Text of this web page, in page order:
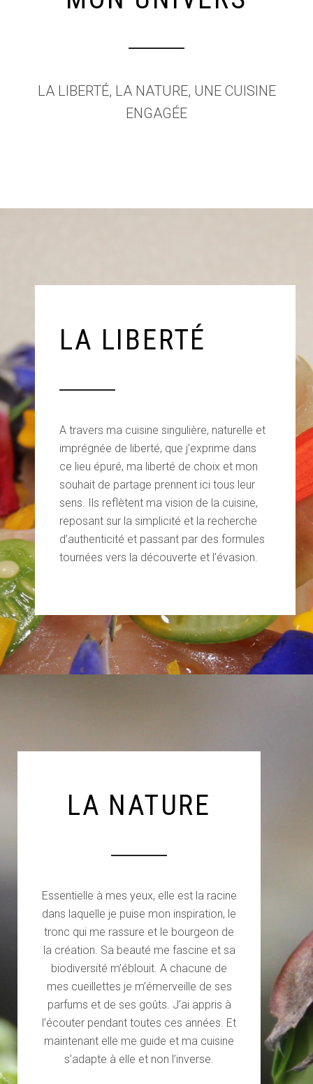
LA LIBERTÉ, LA NATURE, UNE CUISINE
ENGAGÉE
LA LIBERTÉ
A travers ma cuisine singulière, naturelle et
imprégnée de liberté, que j’exprime dans
ce lieu épuré, ma liberté de choix et mon
souhait de partage prennent ici tous leur
sens. Ils reflètent ma vision de la cuisine,
reposant sur la simplicité et la recherche
d’authenticité et passant par des formules
tournées vers la découverte et l’évasion.
LA NATURE
Essentielle à mes yeux, elle est la racine
dans laquelle je puise mon inspiration, le
tronc qui me rassure et le bourgeon de
la création. Sa beauté me fascine et sa
biodiversité m’éblouit. A chacune de
mes cueillettes je m’émerveille de ses
parfums et de ses goûts. J’ai appris à
l’écouter pendant toutes ces années. Et
maintenant elle me guide et ma cuisine
s’adapte à elle et non l’inverse.